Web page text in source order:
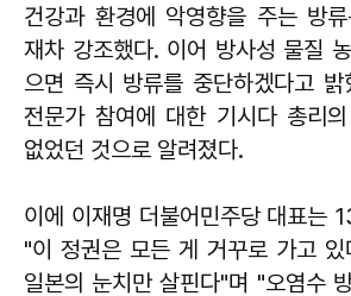
건강과 환경에 악영향을 주는 방
재차 강조했다. 이어 방사성 물질
으면 즉시 방류를 중단하겠다고
전문가 참여에 대한 기시다 총리
없었던 것으로 알려졌다.
이에 이재명 더불어민주당 대표는
"이 정권은 모든 게 거꾸로 가고
일본의 눈치만 살핀다"며 "오염수